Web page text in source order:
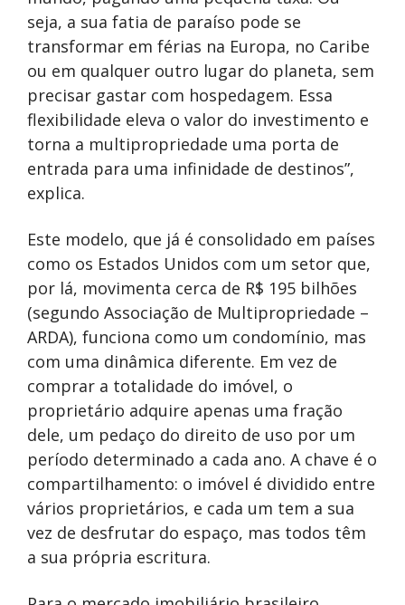
seja, a sua fatia de paraíso pode se
transformar em férias na Europa, no Caribe
ou em qualquer outro lugar do planeta, sem
precisar gastar com hospedagem. Essa
flexibilidade eleva o valor do investimento e
torna a multipropriedade uma porta de
entrada para uma infinidade de destinos”,
explica.
Este modelo, que já é consolidado em países
como os Estados Unidos com um setor que,
por lá, movimenta cerca de R$ 195 bilhões
(segundo Associação de Multipropriedade –
ARDA), funciona como um condomínio, mas
com uma dinâmica diferente. Em vez de
comprar a totalidade do imóvel, o
proprietário adquire apenas uma fração
dele, um pedaço do direito de uso por um
período determinado a cada ano. A chave é o
compartilhamento: o imóvel é dividido entre
vários proprietários, e cada um tem a sua
vez de desfrutar do espaço, mas todos têm
a sua própria escritura.